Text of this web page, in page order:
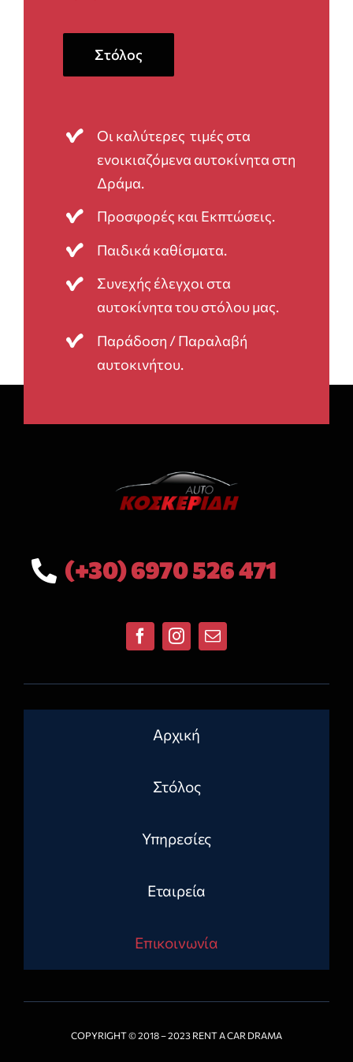
Στόλος
Οι καλύτερες τιμές στα
ενοικιαζόμενα αυτοκίνητα στη
Δράμα.
Προσφορές και Εκπτώσεις.
Παιδικά καθίσματα.
Συνεχής έλεγχοι στα
αυτοκίνητα του στόλου μας.
Παράδοση / Παραλαβή
αυτοκινήτου.
(+30) 6970 526 471
Αρχική
Στόλος
Υπηρεσίες
Εταιρεία
Επικοινωνία
COPYRIGHT © 2018 – 2023 RENT A CAR DRAMA